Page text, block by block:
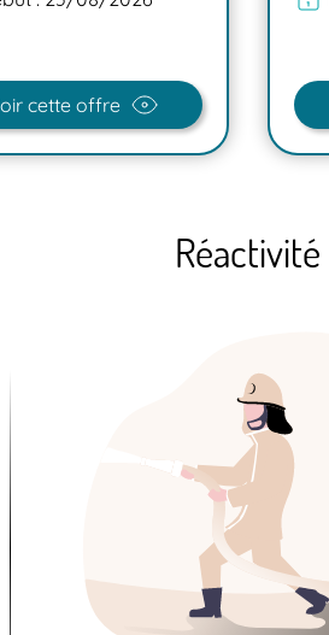
cette offre
Réactivité